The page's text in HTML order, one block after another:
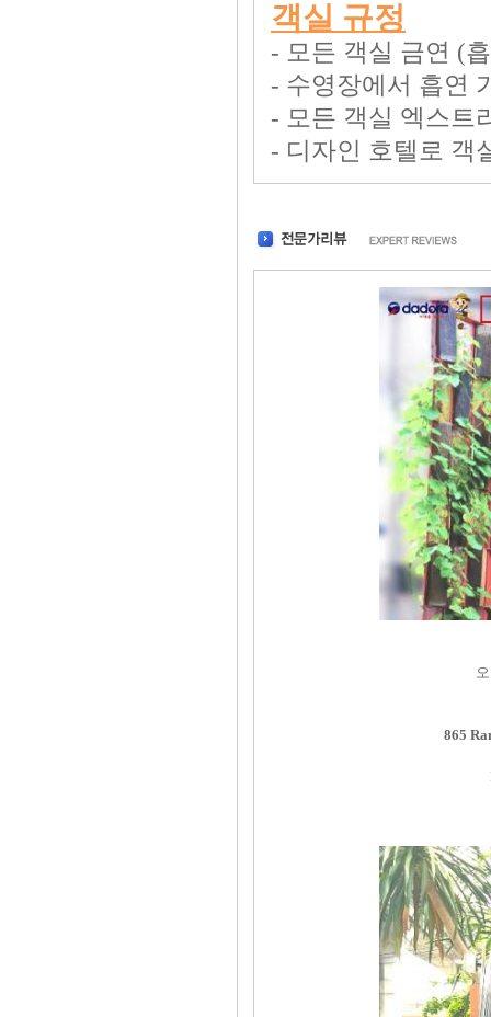
객실 규정
- 모든 객실 금연 (
- 수영장에서 흡연
- 모든 객실 엑스트
- 디자인 호텔로 객
865